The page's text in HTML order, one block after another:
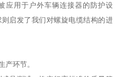
应用于户外车辆连接器的防护设
启发了我们对螺旋电缆结构的进
产环节。